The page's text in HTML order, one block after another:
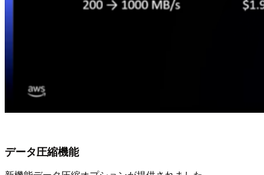
データ圧縮機能